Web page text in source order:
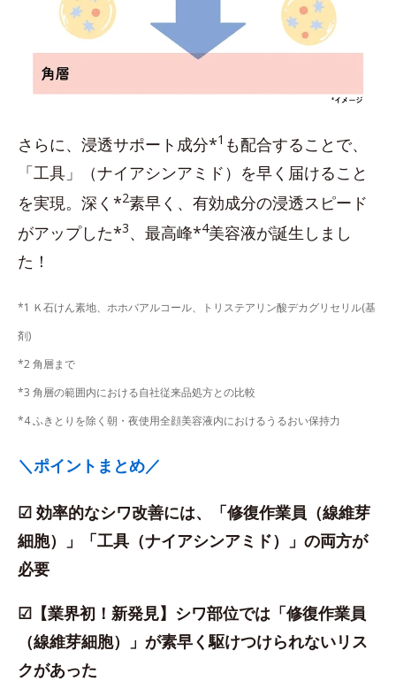
さらに、浸透サポート成分*1 も配合することで、
「工具」（ナイアシンアミド）を早く届けること
を実現。深く*2素早く、有効成分の浸透スピード
がアップした*3、最高峰*4美容液が誕生しまし
た！
*1 Ｋ石けん素地、ホホバアルコール、トリステアリン酸デカグリセリル(基
剤)
*2 角層まで
*3 角層の範囲内における自社従来品処方との比較
*4 ふきとりを除く朝・夜使用全顔美容液内におけるうるおい保持力
＼ポイントまとめ／
☑ 効率的なシワ改善には、「修復作業員（線維芽
細胞）」「工具（ナイアシンアミド）」の両方が
必要
☑【業界初！新発見】シワ部位では「修復作業員
（線維芽細胞）」が素早く駆けつけられないリス
クがあった